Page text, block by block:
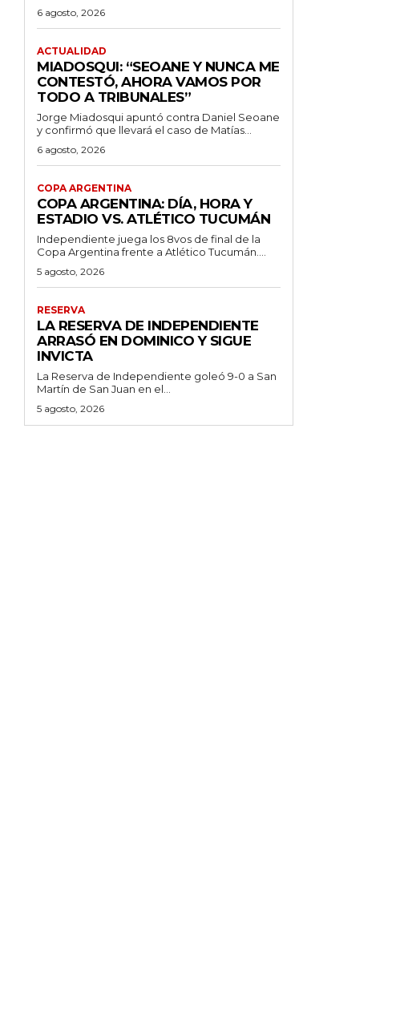
6 agosto, 2026
ACTUALIDAD
MIADOSQUI: “SEOANE Y NUNCA ME
CONTESTÓ, AHORA VAMOS POR
TODO A TRIBUNALES”
Jorge Miadosqui apuntó contra Daniel Seoane
y confirmó que llevará el caso de Matías...
6 agosto, 2026
COPA ARGENTINA
COPA ARGENTINA: DÍA, HORA Y
ESTADIO VS. ATLÉTICO TUCUMÁN
Independiente juega los 8vos de final de la
Copa Argentina frente a Atlético Tucumán....
5 agosto, 2026
RESERVA
LA RESERVA DE INDEPENDIENTE
ARRASÓ EN DOMINICO Y SIGUE
INVICTA
La Reserva de Independiente goleó 9-0 a San
Martín de San Juan en el...
5 agosto, 2026